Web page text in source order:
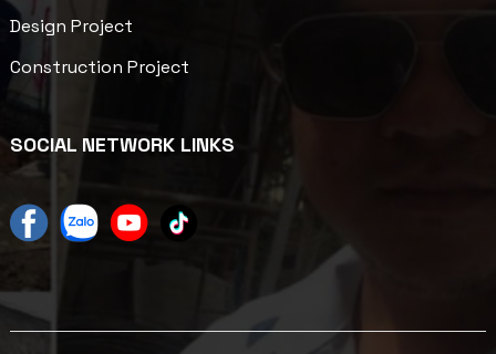
Design Project
Construction Project
SOCIAL NETWORK LINKS